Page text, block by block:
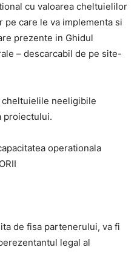
cu valoarea cheltuielilor
care le va implementa si
prezente in Ghidul
– descarcabil de pe site-
cheltuielile neeligibile
proiectului.
operationala
de fisa partenerului, va fi
legal al